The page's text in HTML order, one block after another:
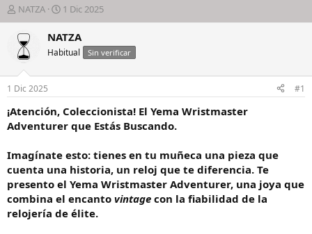
I
n
i
c
i
a
d
o
r
d
e
h
i
l
o
NATZA
F
e
c
h
a
i
n
c
o
1 Dic 2025
NATZA
Habitual Sin verificar
1 Dic 2025 #1
¡Atención, Coleccionista! El Yema Wristmaster
Adventurer que Estás Buscando.
Imagínate esto: tienes en tu muñeca una pieza que
cuenta una historia, un reloj que te diferencia. Te
presento el Yema Wristmaster Adventurer, una joya que
combina el encanto vintage con la fiabilidad de la
relojería de élite.